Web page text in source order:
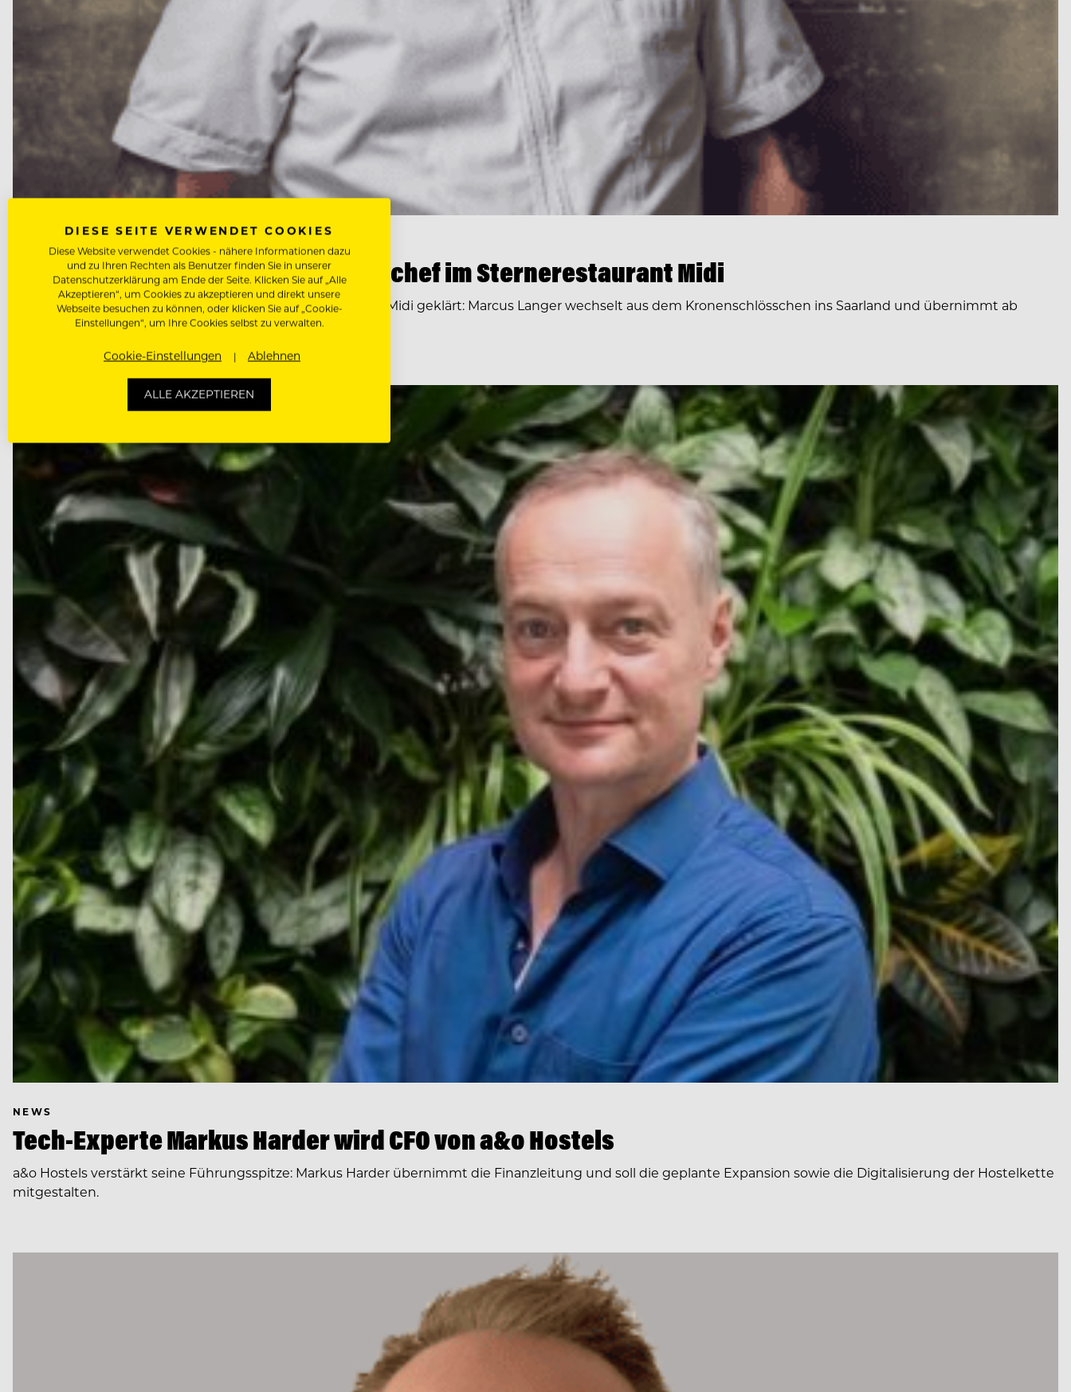
NEWS
Marcus Langer wird neuer Küchenchef im Sternerestaurant Midi
Nach dem Abschied von Peter Wirbel ist die Nachfolge im Midi geklärt: Marcus Langer wechselt aus dem Kronenschlösschen ins Saarland und übernimmt ab
September die…
NEWS
Tech-Experte Markus Harder wird CFO von a&o Hostels
a&o Hostels verstärkt seine Führungsspitze: Markus Harder übernimmt die Finanzleitung und soll die geplante Expansion sowie die Digitalisierung der Hostelkette
mitgestalten.
DIESE SEITE VERWENDET COOKIES
Diese Website verwendet Cookies - nähere Informationen dazu
und zu Ihren Rechten als Benutzer finden Sie in unserer
Datenschutzerklärung am Ende der Seite. Klicken Sie auf „Alle
Akzeptieren“, um Cookies zu akzeptieren und direkt unsere
Webseite besuchen zu können, oder klicken Sie auf „Cookie-
Einstellungen“, um Ihre Cookies selbst zu verwalten.
Cookie-Einstellungen Ablehnen
ALLE AKZEPTIEREN